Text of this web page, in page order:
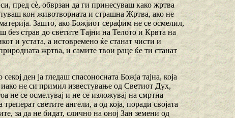
пред сѐ, обврзан да ги принесуваш како жртва
кон животворната и страшна Жртва, ако не
Зашто, ако Божјиот серафим не се осмелил,
без страв до светите Тајни на Телото и Крвта на
и устата, а истовремено ќе станат чисти и
жртва, и самите твои раце ќе ти станат
ден ја гледаш спасоносната Божја тајна, која
не си примил известување од Светиот Дух,
не се осмелувај и не се изложувај на смртна
светите ангели, а од која, поради својата
за да не бидат, слично на оној Зан земени од